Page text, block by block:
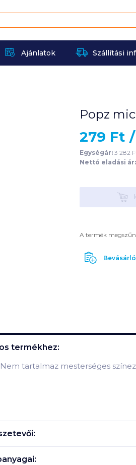
Ajánlatok Szállítási
Popz
279 Ft /
Egységár: 3 282
Nettó eladási ár:
A termék
termékhez:
tartalmaz mesterséges